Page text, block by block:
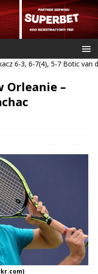
6-7(4), 5-7 Botic van de
Orleanie –